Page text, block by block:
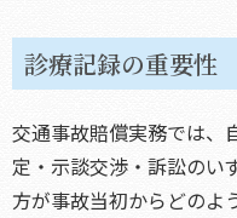
診療記録の重要性
交通事故賠償実務では、
定・示談交渉・訴訟のい
方が事故当初からどのよ